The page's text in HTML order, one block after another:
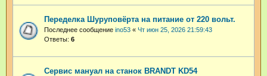
Переделка Шуруповёрта на питание от 220 вольт.
Последнее сообщение ino53 « Чт июн 25, 2026 21:59:43
Ответы: 6
Сервис мануал на станок BRANDT KD54